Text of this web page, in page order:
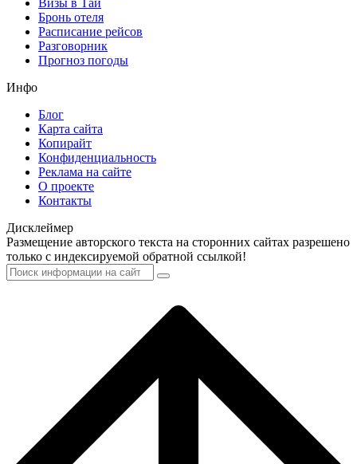
Визы в Тай
Бронь отеля
Расписание рейсов
Разговорник
Прогноз погоды
Инфо
Блог
Карта сайта
Копирайт
Конфиденциальность
Реклама на сайте
О проекте
Контакты
Дисклеймер
Размещение авторского текста на сторонних сайтах разрешено
только с индексируемой обратной ссылкой!